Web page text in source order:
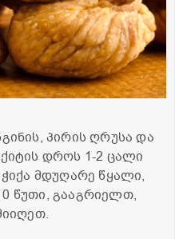
პირის ღრუსა და
დროს 1-2 ცალი
მდუღარე წყალი,
წუთი, გააგრიელთ,